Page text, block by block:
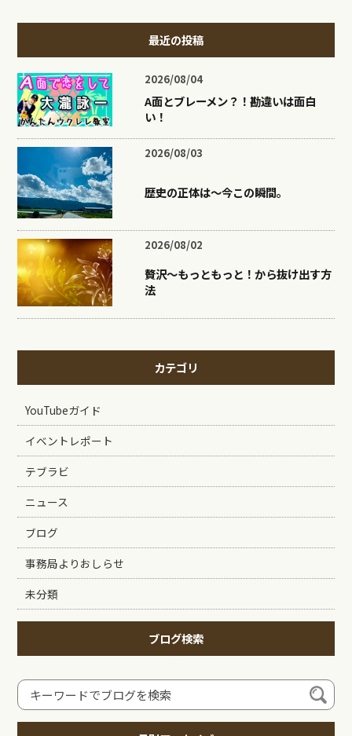
最近の投稿
2026/08/04
A面とブレーメン？！勘違いは面白
い！
2026/08/03
歴史の正体は〜今この瞬間。
2026/08/02
贅沢〜もっともっと！から抜け出す方
法
カテゴリ
YouTubeガイド
イベントレポート
テブラビ
ニュース
ブログ
事務局よりおしらせ
未分類
ブログ検索